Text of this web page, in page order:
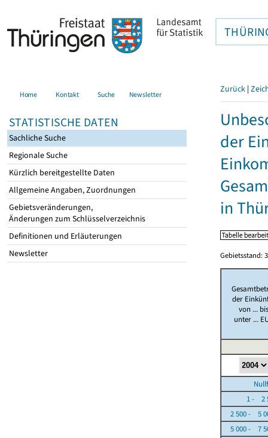
Home Kontakt Suche Newsletter
STATISTISCHE DATEN
Sachliche Suche
Regionale Suche
Kürzlich bereitgestellte Daten
Allgemeine Angaben, Zuordnungen
Gebietsveränderungen,
Änderungen zum Schlüsselverzeichnis
Definitionen und Erläuterungen
Newsletter
Zurück |
der
in
Gebietsstand:
der
von ...
unter ...
1 - 2
2 500 - 5
5 000 - 7